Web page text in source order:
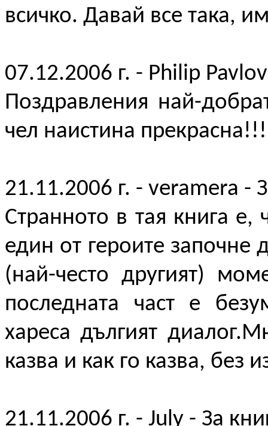
всичко. Давай все така,
07.12.2006 г. - Philip
Поздравления най-
чел наистина
21.11.2006 г. - veramera -
Странното в тая книга е,
един от героите започне
(най-често другият)
последната част е
хареса дългият
казва и как го казва, без
21.11.2006 г. - July - За